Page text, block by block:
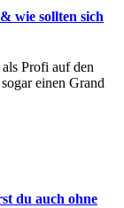
wie sollten sich
Profi auf den
einen Grand
du auch ohne